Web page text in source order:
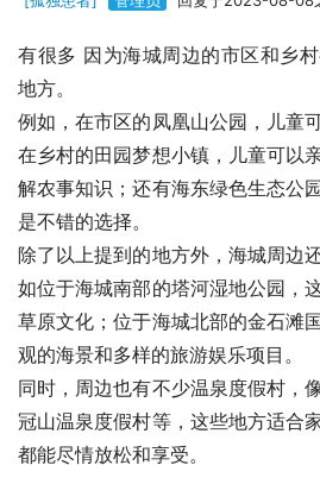
有很多 因为海城周边的市区和乡
地方。
例如，在市区的凤凰山公园，儿童
在乡村的田园梦想小镇，儿童可以
解农事知识；还有海东绿色生态公
是不错的选择。
除了以上提到的地方外，海城周边
如位于海城南部的塔河湿地公园，
草原文化；位于海城北部的金石滩
观的海景和多样的旅游娱乐项目。
同时，周边也有不少温泉度假村，
冠山温泉度假村等，这些地方适合
都能尽情放松和享受。